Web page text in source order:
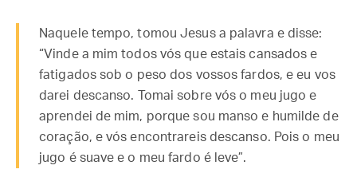
Naquele tempo, tomou Jesus a palavra e disse:
“Vinde a mim todos vós que estais cansados e
fatigados sob o peso dos vossos fardos, e eu vos
darei descanso. Tomai sobre vós o meu jugo e
aprendei de mim, porque sou manso e humilde de
coração, e vós encontrareis descanso. Pois o meu
jugo é suave e o meu fardo é leve”.